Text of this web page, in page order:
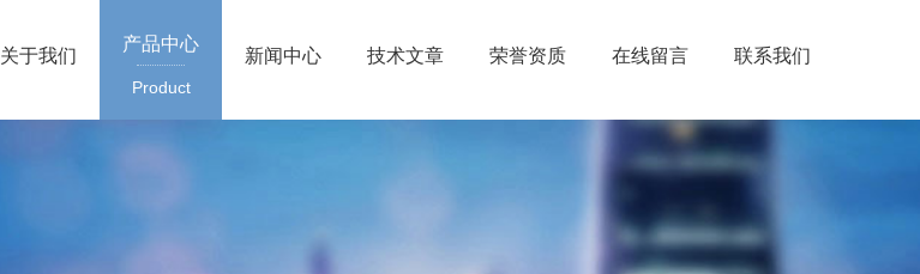
关于我们
产品中心
Product
新闻中心 技术文章 荣誉资质 在线留言 联系我们